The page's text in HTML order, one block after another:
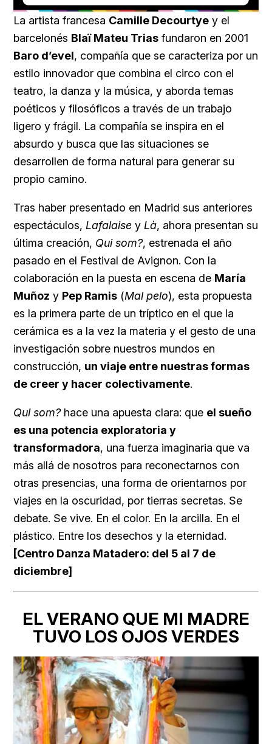
Unmute Loaded:
43.17%
La artista francesa Camille Decourtye y el
barcelonés Blaï Mateu Trias fundaron en 2001
Baro d’evel, compañía que se caracteriza por un
estilo innovador que combina el circo con el
teatro, la danza y la música, y aborda temas
poéticos y filosóficos a través de un trabajo
ligero y frágil. La compañía se inspira en el
absurdo y busca que las situaciones se
desarrollen de forma natural para generar su
propio camino.
Tras haber presentado en Madrid sus anteriores
espectáculos, Lafalaise y Là, ahora presentan su
última creación, Qui som?, estrenada el año
pasado en el Festival de Avignon. Con la
colaboración en la puesta en escena de María
Muñoz y Pep Ramis (Mal pelo), esta propuesta
es la primera parte de un tríptico en el que la
cerámica es a la vez la materia y el gesto de una
investigación sobre nuestros mundos en
construcción, un viaje entre nuestras formas
de creer y hacer colectivamente.
Qui som?hace una apuesta clara: que el sueño
es una potencia exploratoria y
transformadora, una fuerza imaginaria que va
más allá de nosotros para reconectarnos con
otras presencias, una forma de orientarnos por
viajes en la oscuridad, por tierras secretas. Se
debate. Se vive. En el color. En la arcilla. En el
plástico. Entre los desechos y la eternidad.
[Centro Danza Matadero: del 5 al 7 de
diciembre]
EL VERANO QUE MI MADRE
TUVO LOS OJOS VERDES